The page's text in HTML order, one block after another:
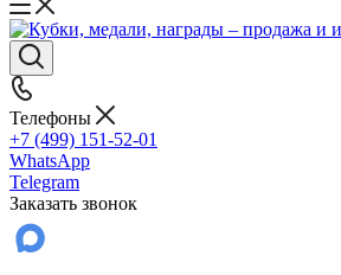
Телефоны
+7 (499) 151-52-01
WhatsApp
Telegram
Заказать звонок